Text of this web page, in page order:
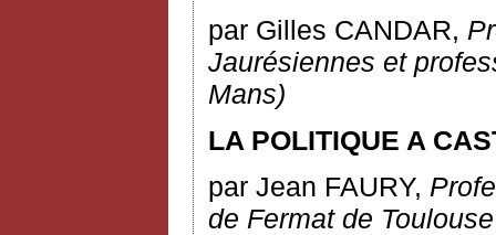
par Gilles CANDAR,
Jaurésiennes et
Mans)
LA POLITIQUE A
par Jean FAURY,
de Fermat de Toulouse